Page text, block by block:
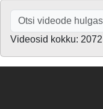
Videosid kokku: